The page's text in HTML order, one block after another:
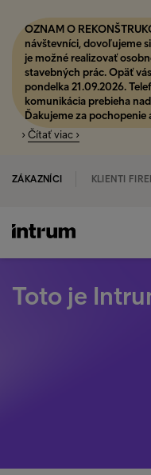
OZNAM O
návštevníci, dovoľujeme
je možné realizovať
stavebných prác. Opäť
pondelka 21.09.2026.
komunikácia prebieha
Ďakujeme za pochopenie
› Čítať viac ›
ZÁKAZNÍCI KLIENTI
Toto je